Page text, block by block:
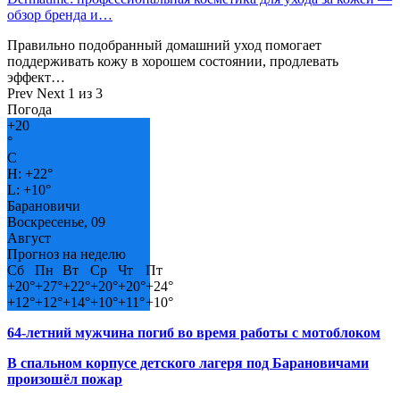
обзор бренда и…
Правильно подобранный домашний уход помогает
поддерживать кожу в хорошем состоянии, продлевать
эффект…
Prev Next 1 из 3
Погода
+20
°
C
H: +22°
L: +10°
Барановичи
Воскресенье, 09
Август
Прогноз на неделю
Сб
Пн Вт Ср Чт
Пт
+20°+27°+22°+20°+20°+24°
+12°+12°+14°+10°+11°+10°
64-летний мужчина погиб во время работы с мотоблоком
В спальном корпусе детского лагеря под Барановичами
произошёл пожар